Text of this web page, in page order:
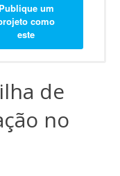
Publique um
como
este
de
no